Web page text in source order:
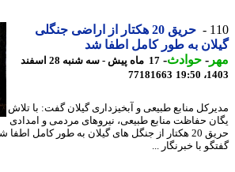
حریق 20 هکتار از اراضی جنگلی
به طور کامل اطفا شد
-حوادث -
17 ماه پیش - سه شنبه 28 اسفند
77181663
منابع طبیعی و آبخیزداری گیلان گفت: با تلاش
حفاظت منابع طبیعی، نیروهای مردمی و امدادی
حریق 20 هکتار از جنگل های گیلان به طور کامل اطفا
با خبرنگار ...